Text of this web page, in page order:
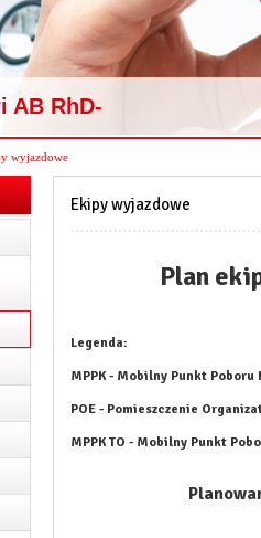
AB RhD-
wyjazdowe
Ekipy wyjazdowe
Plan
Legenda:
MPPK - Mobilny Punkt Poboru
POE - Pomieszczenie
MPPK TO - Mobilny Punkt